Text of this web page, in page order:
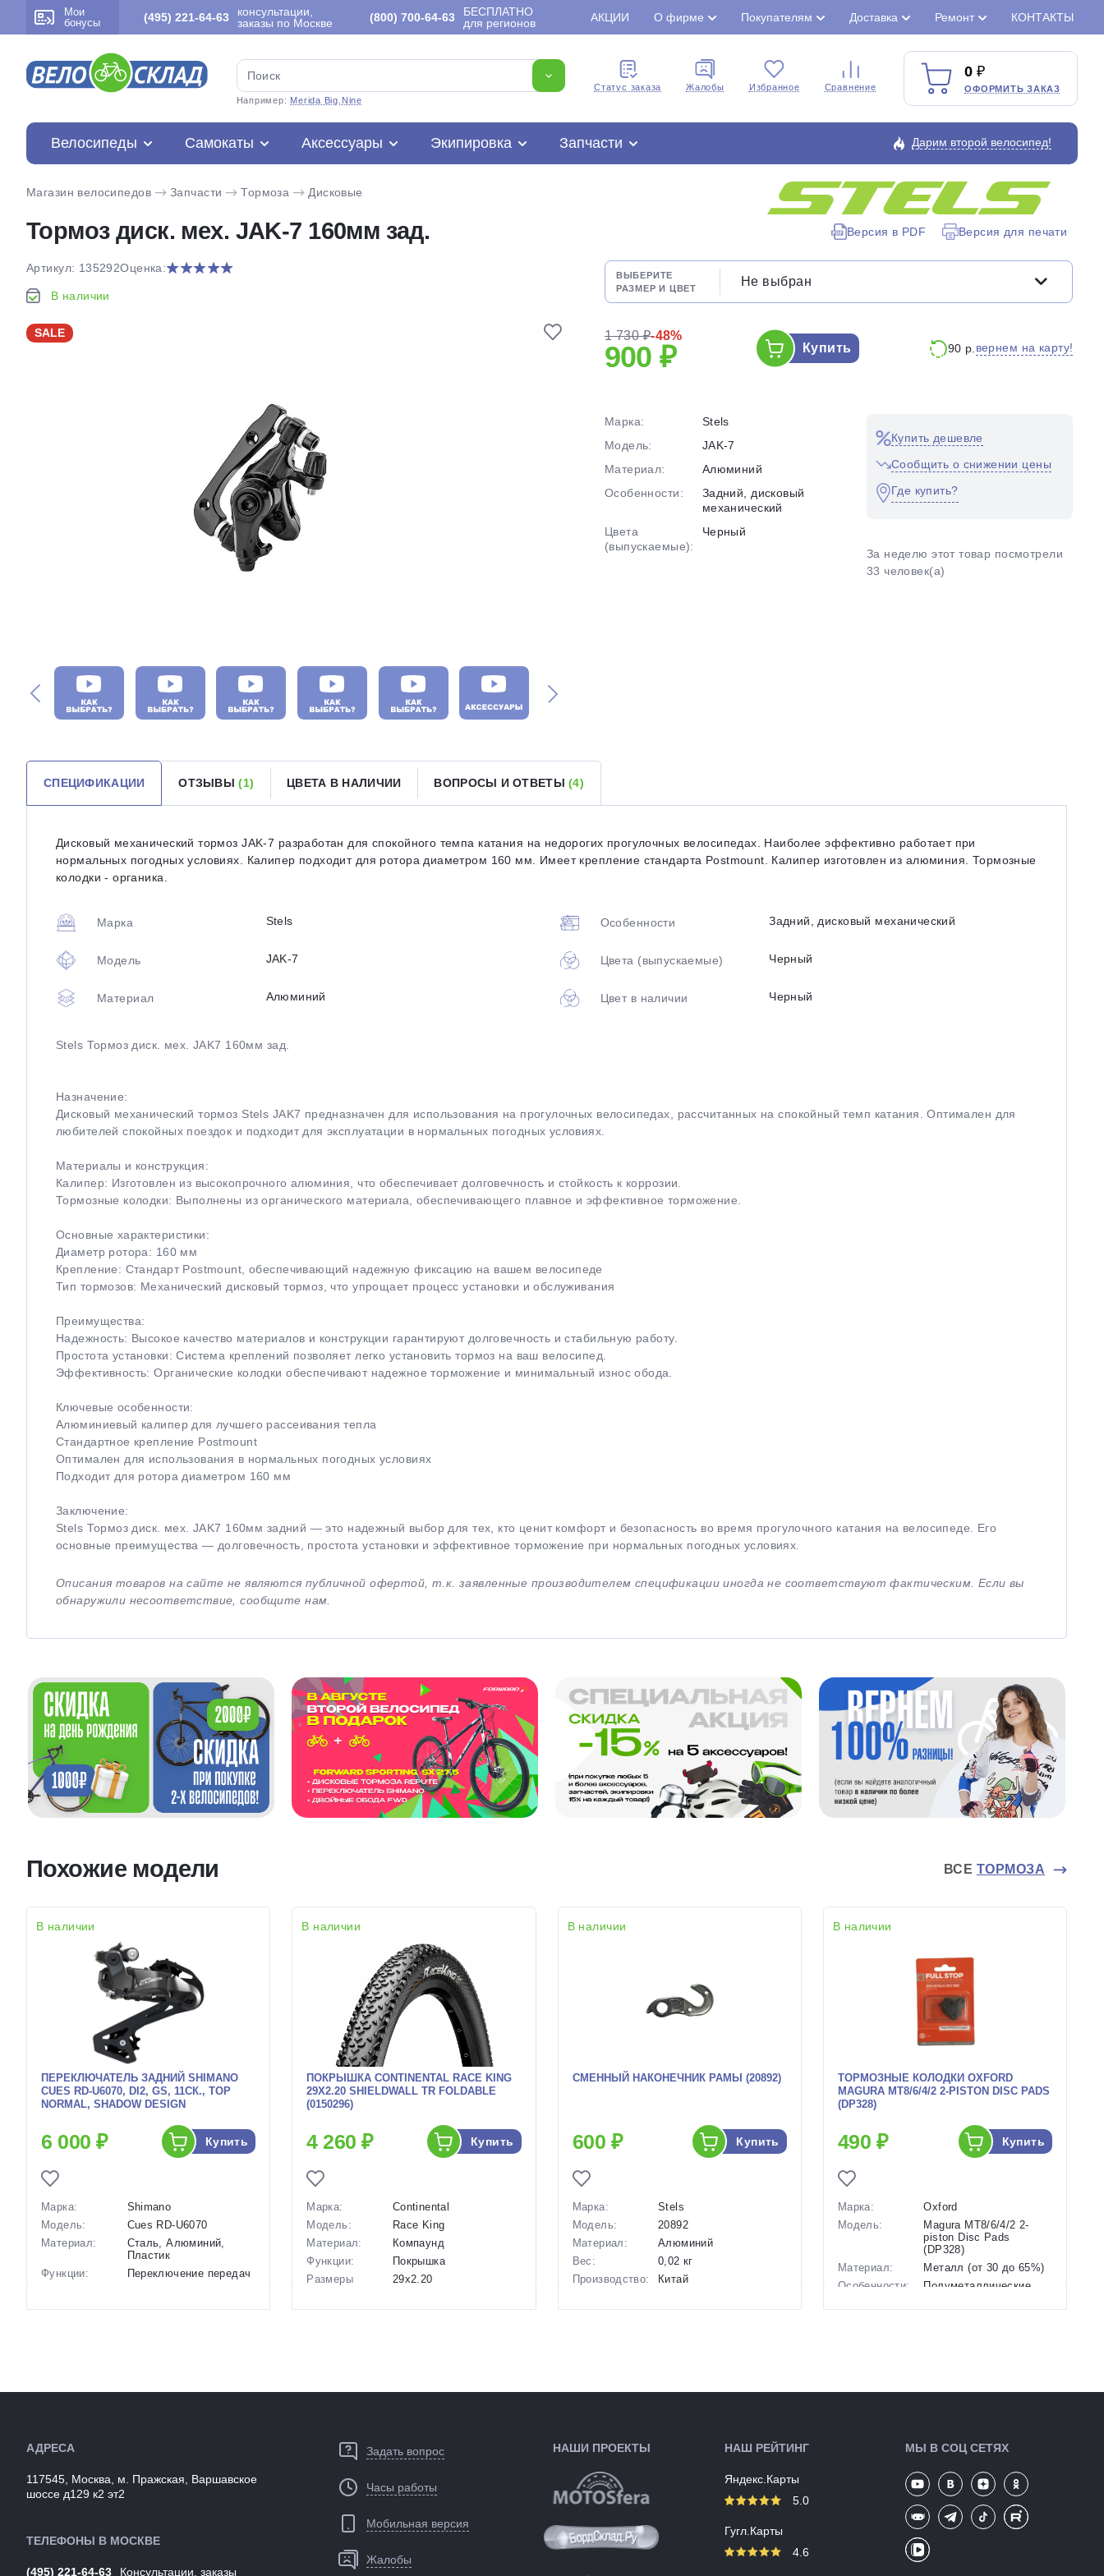
Мои
бонусы
(495) 221-64-63
консультации,
заказы по Москве
(800) 700-64-63
БЕСПЛАТНО
для регионов
АКЦИИ О фирме Покупателям Доставка Ремонт КОНТАКТЫ
Например: Merida Big.Nine
Cтатус заказа Жалобы Избранное Сравнение
0
ОФОРМИТЬ ЗАКАЗ
Велосипеды Самокаты Аксессуары Экипировка Запчасти Дарим второй велосипед!
Магазин велосипедов Запчасти Тормоза Дисковые
Тормоз диск. мех. JAK-7 160мм зад. Версия в PDF Версия для печати
Артикул: 135292Оценка:
В наличии
SALE
ВЫБЕРИТЕ
РАЗМЕР И ЦВЕТ
Не выбран
1 730 ₽-48%
900 ₽ Купить 90 р. вернем на карту!
Марка:
Stels
Модель:
JAK-7
Материал:
Алюминий
Особенности:
Задний, дисковый
механический
Цвета
(выпускаемые):
Черный
Купить дешевле
Сообщить о снижении цены
Где купить?
За неделю этот товар посмотрели
33 человек(а)
СПЕЦИФИКАЦИИ ОТЗЫВЫ(1) ЦВЕТА В НАЛИЧИИ ВОПРОСЫ И ОТВЕТЫ(4)
Дисковый механический тормоз JAK-7 разработан для спокойного темпа катания на недорогих прогулочных велосипедах. Наиболее эффективно работает при
нормальных погодных условиях. Калипер подходит для ротора диаметром 160 мм. Имеет крепление стандарта Postmount. Калипер изготовлен из алюминия. Тормозные
колодки - органика.
Марка Stels
Модель JAK-7
Материал Алюминий
Особенности Задний, дисковый механический
Цвета (выпускаемые) Черный
Цвет в наличии Черный
Stels Тормоз диск. мех. JAK7 160мм зад.
Назначение:
Дисковый механический тормоз Stels JAK7 предназначен для использования на прогулочных велосипедах, рассчитанных на спокойный темп катания. Оптимален для
любителей спокойных поездок и подходит для эксплуатации в нормальных погодных условиях.
Материалы и конструкция:
Калипер: Изготовлен из высокопрочного алюминия, что обеспечивает долговечность и стойкость к коррозии.
Тормозные колодки: Выполнены из органического материала, обеспечивающего плавное и эффективное торможение.
Основные характеристики:
Диаметр ротора: 160 мм
Крепление: Стандарт Postmount, обеспечивающий надежную фиксацию на вашем велосипеде
Тип тормозов: Механический дисковый тормоз, что упрощает процесс установки и обслуживания
Преимущества:
Надежность: Высокое качество материалов и конструкции гарантируют долговечность и стабильную работу.
Простота установки: Система креплений позволяет легко установить тормоз на ваш велосипед.
Эффективность: Органические колодки обеспечивают надежное торможение и минимальный износ обода.
Ключевые особенности:
Алюминиевый калипер для лучшего рассеивания тепла
Стандартное крепление Postmount
Оптимален для использования в нормальных погодных условиях
Подходит для ротора диаметром 160 мм
Заключение:
Stels Тормоз диск. мех. JAK7 160мм задний — это надежный выбор для тех, кто ценит комфорт и безопасность во время прогулочного катания на велосипеде. Его
основные преимущества — долговечность, простота установки и эффективное торможение при нормальных погодных условиях.
Описания товаров на сайте не являются публичной офертой, т.к. заявленные производителем спецификации иногда не соответствуют фактическим. Если вы
обнаружили несоответствие, сообщите нам.
Похожие модели ВСЕ ТОРМОЗА
В наличии
ПЕРЕКЛЮЧАТЕЛЬ ЗАДНИЙ SHIMANO
CUES RD-U6070, DI2, GS, 11СК., TOP
NORMAL, SHADOW DESIGN
6 000 ₽ Купить
Марка:
Shimano
Модель:
Cues RD-U6070
Материал:
Сталь, Алюминий,
Пластик
Функции:
Переключение передач
Производство:
Япония
(выпускаемые):
В наличии
ПОКРЫШКА CONTINENTAL RACE KING
29X2.20 SHIELDWALL TR FOLDABLE
(0150296)
4 260 ₽ Купить
Марка:
Continental
Модель:
Race King
Материал:
Компаунд
Функции:
Покрышка
Размеры
29x2.20
(выпускаемые):
В наличии
СМЕННЫЙ НАКОНЕЧНИК РАМЫ (20892)
600 ₽ Купить
Марка:
Stels
Модель:
20892
Материал:
Алюминий
Вес:
0,02 кг
Производство:
Китай
В наличии
ТОРМОЗНЫЕ КОЛОДКИ OXFORD
MAGURA MT8/6/4/2 2-PISTON DISC PADS
(DP328)
490 ₽ Купить
Марка:
Oxford
Модель:
Magura MT8/6/4/2 2-
piston Disc Pads
(DP328)
Материал:
Металл (от 30 до 65%)
Особенности:
Полуметаллические
АДРЕСА
117545, Москва, м. Пражская, Варшавское
шоссе д129 к2 эт2
ТЕЛЕФОНЫ В МОСКВЕ
(495) 221-64-63 Консультации, заказы
Задать вопрос
Часы работы
Мобильная версия
Жалобы
НАШИ ПРОЕКТЫ НАШ РЕЙТИНГ
Яндекс.Карты
5.0
Гугл.Карты
4.6
МЫ В СОЦ СЕТЯХ
Закрыть
оплату
без переплат
25% картой любого банка
Оставшиеся75% будутсписываться
с вашей картыпо25%каждые 2 недели
раз в 2